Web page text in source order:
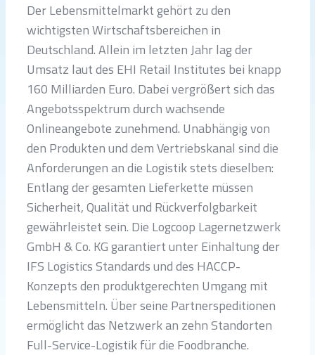
Der Lebensmittelmarkt gehört zu den
wichtigsten Wirtschaftsbereichen in
Deutschland. Allein im letzten Jahr lag der
Umsatz laut des EHI Retail Institutes bei knapp
160 Milliarden Euro. Dabei vergrößert sich das
Angebotsspektrum durch wachsende
Onlineangebote zunehmend. Unabhängig von
den Produkten und dem Vertriebskanal sind die
Anforderungen an die Logistik stets dieselben:
Entlang der gesamten Lieferkette müssen
Sicherheit, Qualität und Rückverfolgbarkeit
gewährleistet sein. Die Logcoop Lagernetzwerk
GmbH & Co. KG garantiert unter Einhaltung der
IFS Logistics Standards und des HACCP-
Konzepts den produktgerechten Umgang mit
Lebensmitteln. Über seine Partnerspeditionen
ermöglicht das Netzwerk an zehn Standorten
Full-Service-Logistik für die Foodbranche.